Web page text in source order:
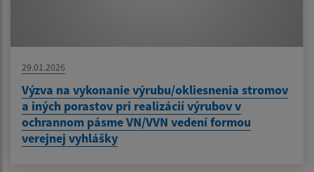
29.01.2026
Výzva na vykonanie výrubu/okliesnenia stromov
a iných porastov pri realizácií výrubov v
ochrannom pásme VN/VVN vedení formou
verejnej vyhlášky